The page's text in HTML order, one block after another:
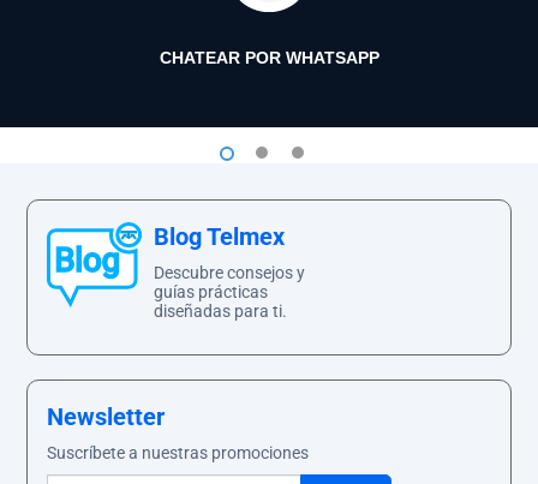
CHATEAR POR WHATSAPP
1
Blog Telmex
Descubre consejos y
guías prácticas
diseñadas para ti.
Newsletter
Suscríbete a nuestras promociones